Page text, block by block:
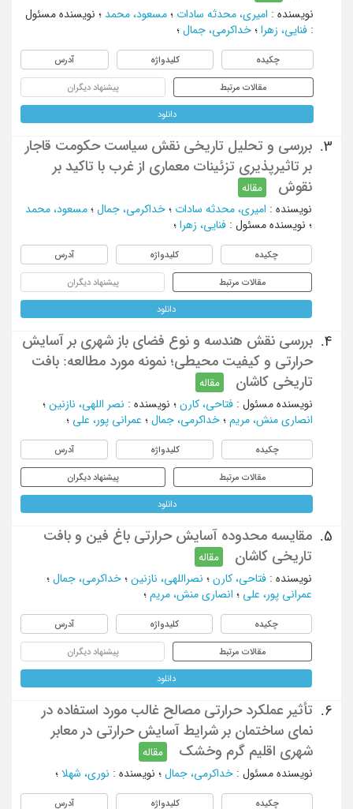
نویسنده : امیری، محدثه سادات ؛ مسعود، محمد ؛ نویسنده مسئول
: فنایی، زهرا ؛ خداکرمی، جمال ؛
چکیده کلیدواژه آدرس
مقالات مرتبط پیشنهاد دیگران
دانلود
3.
بررسی و تحلیل تاریخی نقش سیاست حکومت قاجار
بر تاثیرپذیری تزئینات معماری از غرب با تاکید بر
نقوش
مقاله
نویسنده : امیری، محدثه سادات ؛ خداکرمی، جمال ؛ مسعود، محمد
؛ نویسنده مسئول : فنایی، زهرا ؛
چکیده کلیدواژه آدرس
مقالات مرتبط پیشنهاد دیگران
دانلود
4.
بررسی نقش هندسه و نوع فضای باز شهری بر آسایش
حرارتی و کیفیت محیطی؛ نمونه مورد مطالعه: بافت
تاریخی کاشان
مقاله
نویسنده مسئول : فتاحی، کارن ؛ نویسنده : نصر اللهی، نازنین ؛
انصاری منش، مریم ؛ خداکرمی، جمال ؛ عمرانی پور، علی ؛
چکیده کلیدواژه آدرس
مقالات مرتبط پیشنهاد دیگران
دانلود
5.
مقایسه محدوده آسایش حرارتی باغ فین و بافت
تاریخی کاشان
مقاله
نویسنده : فتاحی، کارن ؛ نصراللهی، نازنین ؛ خداکرمی، جمال ؛
عمرانی پور، علی ؛ انصاری منش، مریم ؛
چکیده کلیدواژه آدرس
مقالات مرتبط پیشنهاد دیگران
دانلود
6.
تأثیر عملکرد حرارتی مصالح غالب مورد استفاده در
نمای ساختمان بر شرایط آسایش حرارتی در معابر
شهری اقلیم گرم وخشک
مقاله
نویسنده مسئول : خداکرمی، جمال ؛ نویسنده : نوری، شهلا ؛
چکیده کلیدواژه آدرس